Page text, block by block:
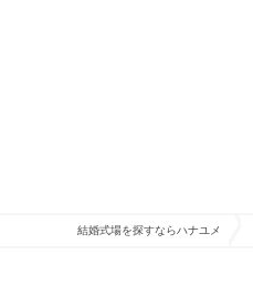
結婚式場を探すならハナユメ